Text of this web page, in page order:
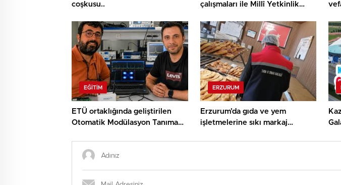
coşkusu..
çalışmaları ile Millî Yetkinlik
gördü…
EĞITIM
ETÜ ortaklığında geliştirilen
Otomatik Modülasyon Tanıma
ERZURUM
Erzurum’da gıda ve yem
işletmelerine sıkı markaj…